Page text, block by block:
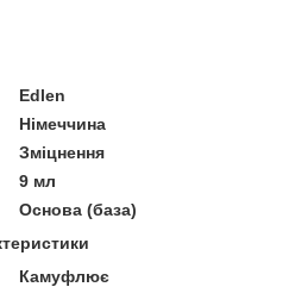
Edlen
Німеччина
Зміцнення
9 мл
Основа (база)
Камуфлює